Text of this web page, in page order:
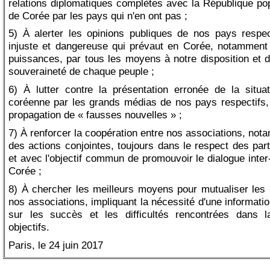
relations diplomatiques complètes avec la République
de Corée par les pays qui n'en ont pas ;
5) À alerter les opinions publiques de nos pays
injuste et dangereuse qui prévaut en Corée,
puissances, par tous les moyens à notre disposition et
souveraineté de chaque peuple ;
6) À lutter contre la présentation erronée de la
coréenne par les grands médias de nos pays
propagation de « fausses nouvelles » ;
7) À renforcer la coopération entre nos associations,
des actions conjointes, toujours dans le respect des
et avec l'objectif commun de promouvoir le dialogue
Corée ;
8) À chercher les meilleurs moyens pour mutualiser les
nos associations, impliquant la nécessité d'une
sur les succès et les difficultés rencontrées dans
objectifs.
Paris, le 24 juin 2017